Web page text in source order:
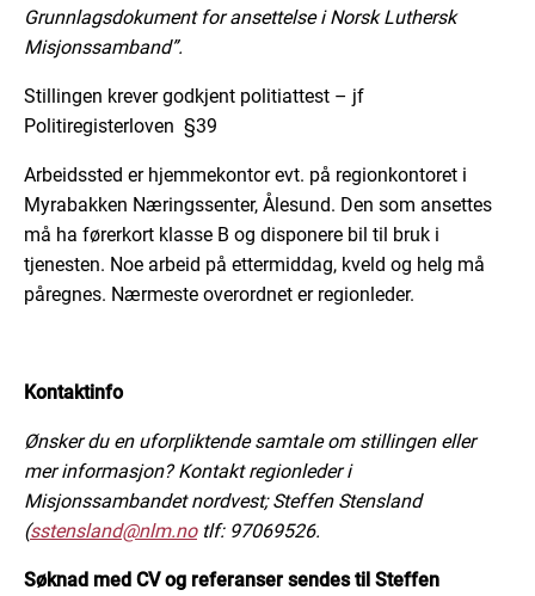
Grunnlagsdokument for ansettelse i Norsk Luthersk
Misjonssamband”.
Stillingen krever godkjent politiattest – jf
Politiregisterloven §39
Arbeidssted er hjemmekontor evt. på regionkontoret i
Myrabakken Næringssenter, Ålesund. Den som ansettes
må ha førerkort klasse B og disponere bil til bruk i
tjenesten. Noe arbeid på ettermiddag, kveld og helg må
påregnes. Nærmeste overordnet er regionleder.
Kontaktinfo
Ønsker du en uforpliktende samtale om stillingen eller
mer informasjon? Kontakt regionleder i
Misjonssambandet nordvest; Steffen Stensland
(sstensland@nlm.notlf: 97069526.
Søknad med CV og referanser sendes til Steffen